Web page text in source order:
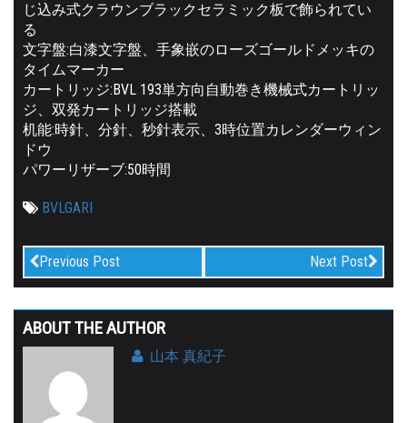
じ込み式クラウンブラックセラミック板で飾られてい
る
文字盤:白漆文字盤、手象嵌のローズゴールドメッキの
タイムマーカー
カートリッジ:BVL 193単方向自動巻き機械式カートリッ
ジ、双発カートリッジ搭載
机能:時針、分針、秒針表示、3時位置カレンダーウィン
ドウ
パワーリザーブ:50時間
BVLGARI
Previous Post Next Post
ABOUT THE AUTHOR
山本 真紀子